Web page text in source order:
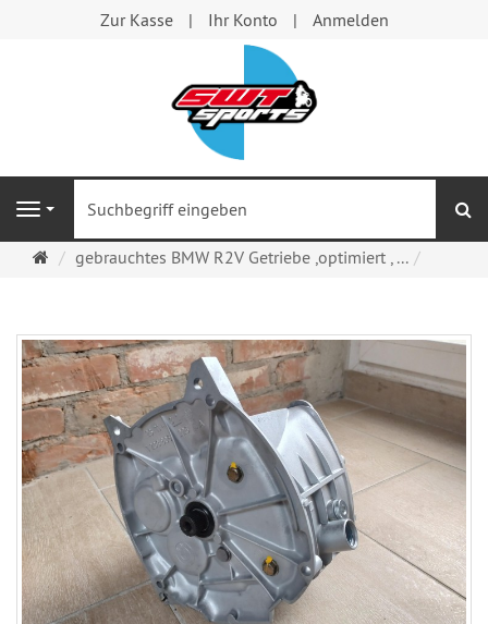
Zur Kasse Ihr Konto Anmelden
Navigation
Startseite
gebrauchtes BMW R2V Getriebe ,optimiert , ...